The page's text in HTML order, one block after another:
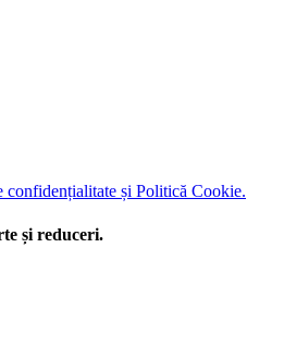
și Politică Cookie.
și reduceri.